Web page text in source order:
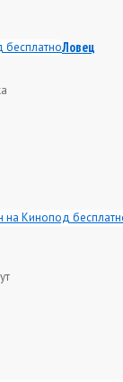
Ловец